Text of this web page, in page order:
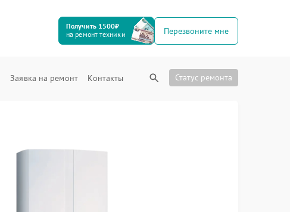
Получить 1500₽
на ремонт техники
Перезвоните мне
Заявка на ремонт Контакты Статус ремонта